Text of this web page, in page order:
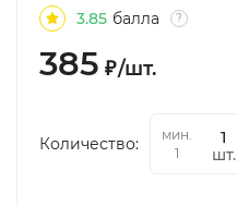
3.85 балла ?
385 ₽/шт.
Количество:
мин.
1
шт.